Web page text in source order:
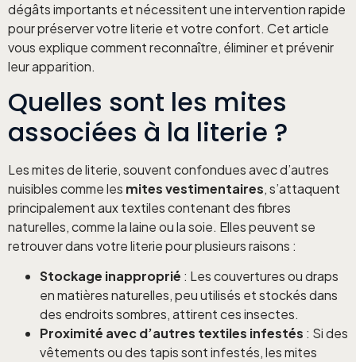
dégâts importants et nécessitent une intervention rapide
pour préserver votre literie et votre confort. Cet article
vous explique comment reconnaître, éliminer et prévenir
leur apparition.
Quelles sont les mites
associées à la literie ?
Les mites de literie, souvent confondues avec d’autres
nuisibles comme les mites vestimentaires, s’attaquent
principalement aux textiles contenant des fibres
naturelles, comme la laine ou la soie. Elles peuvent se
retrouver dans votre literie pour plusieurs raisons :
Stockage inapproprié : Les couvertures ou draps
en matières naturelles, peu utilisés et stockés dans
des endroits sombres, attirent ces insectes.
Proximité avec d’autres textiles infestés : Si des
vêtements ou des tapis sont infestés, les mites